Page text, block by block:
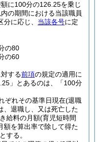
に100分の126.25を乗じ
の期間における当該職員
分に応じ、 当該各号に定
の80
の60
する前項の規定の適用に
」とあるのは、「100分
ぞれその基準日現在(退職
、退職し、又は死亡した
給料の月額(育児短時間
額を算出率で除して得た
する。